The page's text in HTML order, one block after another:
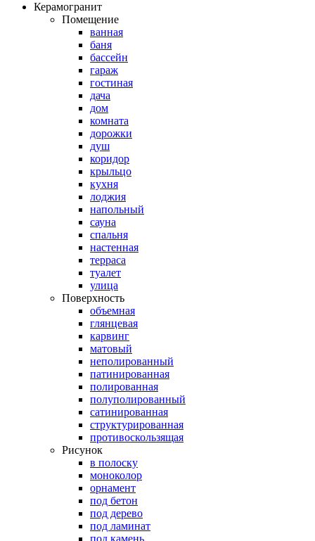
Керамогранит
Помещение
ванная
баня
бассейн
гараж
гостиная
дача
дом
комната
дорожки
душ
коридор
крыльцо
кухня
лоджия
напольный
сауна
спальня
настенная
терраса
туалет
улица
Поверхность
объемная
глянцевая
карвинг
матовый
неполированный
патинированная
полированная
полуполированный
сатинированная
структурированная
противоскользящая
Рисунок
в полоску
моноколор
орнамент
под бетон
под дерево
под ламинат
под камень